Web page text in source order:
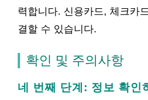
력합니다. 신용카드, 체크카
결할 수 있습니다.
확인 및 주의사항
네 번째 단계: 정보 확인